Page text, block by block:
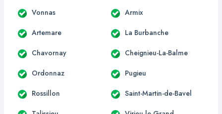
Vonnas Armix
Artemare La Burbanche
Chavornay Cheignieu-La-Balme
Ordonnaz Pugieu
Rossillon Saint-Martin-de-Bavel